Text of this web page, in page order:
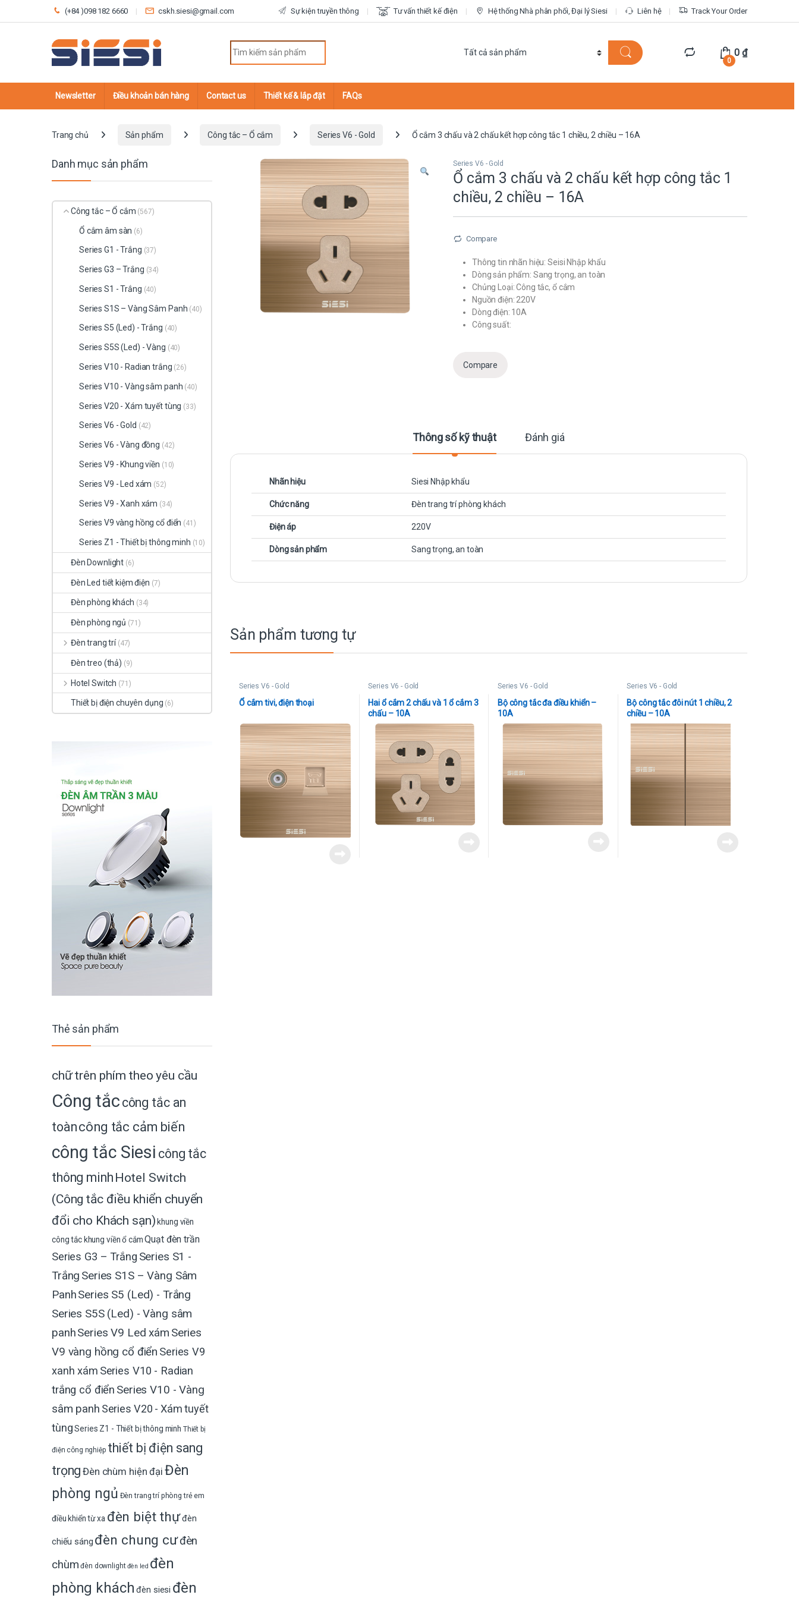
Skip to navigation
Skip to content
(+84 )098 182 6660 cskh.siesi@gmail.com Sự kiện truyền thông Tư vấn thiết kế điện Hệ thống Nhà phân phối, Đại lý Siesi Liên hệ Track Your Order
0
0₫
Newsletter Điều khoản bán hàng Contact us Thiết kế & lắp đặt FAQs
Trang chủ Sản phẩm Công tắc – Ổ cắm Series V6 - Gold Ổ cắm 3 chấu và 2 chấu kết hợp công tắc 1 chiều, 2 chiều – 16A
Series V6 - Gold
Ổ cắm 3 chấu và 2 chấu kết hợp công tắc 1
chiều, 2 chiều – 16A
Compare
Thông tin nhãn hiệu: Seisi Nhập khẩu
Dòng sản phẩm: Sang trọng, an toàn
Chủng Loại: Công tắc, ổ cắm
Nguồn điện: 220V
Dòng điện: 10A
Công suất:
Compare
Thông số kỹ thuật Đánh giá
Nhãn hiệu Siesi Nhập khẩu
Chức năng Đèn trang trí phòng khách
Điện áp 220V
Dòng sản phẩm Sang trọng, an toàn
Sản phẩm tương tự
Series V6 - Gold
Ổ cắm tivi, điện thoại
Series V6 - Gold
Hai ổ cắm 2 chấu và 1 ổ cắm 3
chấu – 10A
Series V6 - Gold
Bộ công tắc đa điều khiển –
10A
Series V6 - Gold
Bộ công tắc đôi nút 1 chiều, 2
chiều – 10A
Danh mục sản phẩm
Công tắc – Ổ cắm (567)
Ổ cắm âm sàn (6)
Series G1 - Trắng (37)
Series G3 – Trắng (34)
Series S1 - Trắng (40)
Series S1S – Vàng Sâm Panh (40)
Series S5 (Led) - Trắng (40)
Series S5S (Led) - Vàng (40)
Series V10 - Radian trắng (26)
Series V10 - Vàng sâm panh (40)
Series V20 - Xám tuyết tùng (33)
Series V6 - Gold (42)
Series V6 - Vàng đồng (42)
Series V9 - Khung viền (10)
Series V9 - Led xám (52)
Series V9 - Xanh xám (34)
Series V9 vàng hồng cổ điển (41)
Series Z1 - Thiết bị thông minh (10)
Đèn Downlight (6)
Đèn Led tiết kiệm điện (7)
Đèn phòng khách (34)
Đèn phòng ngủ (71)
Đèn trang trí (47)
Đèn treo (thả) (9)
Hotel Switch (71)
Thiết bị điện chuyên dụng (6)
Thẻ sản phẩm
chữ trên phím theo yêu cầu
Công tắc công tắc an
toàncông tắc cảm biến
công tắc Siesi công tắc
thông minh Hotel Switch
(Công tắc điều khiển chuyển
đổi cho Khách sạn) khung viền
công tắc khung viền ổ cắm Quạt đèn trần
Series G3 – Trắng Series S1 -
Trắng Series S1S – Vàng Sâm
PanhSeries S5 (Led) - Trắng
Series S5S (Led) - Vàng sâm
panhSeries V9 Led xám Series
V9 vàng hồng cổ điển Series V9
xanh xám Series V10 - Radian
trắng cổ điển Series V10 - Vàng
sâm panh Series V20 - Xám tuyết
tùng Series Z1 - Thiết bị thông minh Thiết bị
điện công nghiệp thiết bị điện sang
trọng Đèn chùm hiện đại Đèn
phòng ngủ Đèn trang trí phòng trẻ em
điều khiển từ xa đèn biệt thựđèn
chiếu sáng đèn chung cưđèn
chùm đèn downlight đèn led đèn
phòng khách đèn siesi đèn